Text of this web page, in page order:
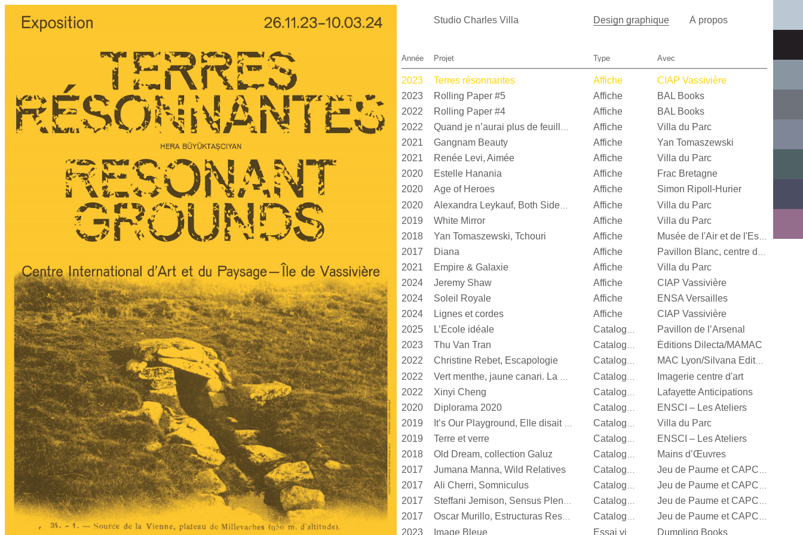
Studio Charles Villa Design graphique À propos
Année Projet Type Avec
2023 Terres résonnantes Affiche
CIAP Vassivière
2023
Rolling Paper #5 Affiche
BAL Books
2022
Rolling Paper #4 Affiche
BAL Books
2022
Quand je n’aurai plus de feuille, […] Affiche
Villa du Parc
2021
Gangnam Beauty Affiche
Yan Tomaszewski
2021
Renée Levi, Aimée Affiche
Villa du Parc
2020
Estelle Hanania Affiche
Frac Bretagne
2020
Age of Heroes Affiche
Simon Ripoll-Hurier
2020
Alexandra Leykauf, Both Sides Now Affiche
Villa du Parc
2019
White Mirror Affiche
Villa du Parc
2018
Yan Tomaszewski, Tchouri Affiche
2017 Diana Affiche
2021 Empire & Galaxie Affiche
Villa du Parc
2024
Jeremy Shaw Affiche
CIAP Vassivière
2024
Soleil Royale Affiche
ENSA Versailles
2024
Lignes et cordes Affiche
CIAP Vassivière
2025
L’École idéale Catalogue d’exposition
Pavillon de l’Arsenal
2023
Thu Van Tran Catalogue d’exposition
Éditions Dilecta/MAMAC
2022
Christine Rebet, Escapologie Catalogue d’exposition MAC Lyon/Silvana Editoriale
2022
Imagerie centre d'art
2022
Xinyi Cheng
Lafayette Anticipations
2020
Diplorama 2020
ENSCI – Les Ateliers
2019
Villa du Parc
2019
Terre et verre
ENSCI – Les Ateliers
2018
Old Dream, collection Galuz Catalogue d’exposition
Mains d’Œuvres
2017
Jumana Manna, Wild Relatives Catalogue d’exposition Jeu de Paume et CAPC Bordeaux
2017 Ali Cherri, Somniculus Catalogue d’exposition Jeu de Paume et CAPC Bordeaux
2017 Steffani Jemison, Sensus Plenior Catalogue d’exposition Jeu de Paume et CAPC Bordeaux
2017 Oscar Murillo, Estructuras Resonantes Catalogue d’exposition Jeu de Paume et CAPC Bordeaux
2023 Image Bleue Dumpling Books